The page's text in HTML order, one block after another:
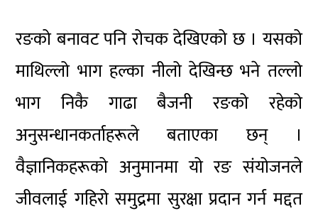
रङको बनावट पनि रोचक देखिएको छ । यसको
माथिल्लो भाग हल्का नीलो देखिन्छ भने तल्लो
भाग निकै गाढा बैजनी रङको रहेको
अनुसन्धानकर्ताहरूले बताएका छन् ।
वैज्ञानिकहरूको अनुमानमा यो रङ संयोजनले
जीवलाई गहिरो समुद्रमा सुरक्षा प्रदान गर्न मद्दत